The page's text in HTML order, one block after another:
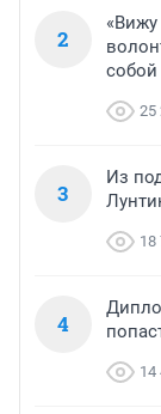
2
собой
25
3
Из
18
4
14